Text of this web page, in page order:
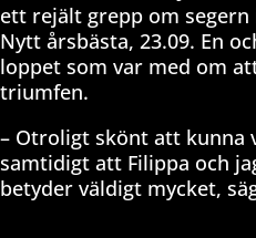
ett rejält grepp om
Nytt årsbästa, 23.09. En
loppet som var med om
triumfen.
– Otroligt skönt att kunna
samtidigt att Filippa och
betyder väldigt mycket,